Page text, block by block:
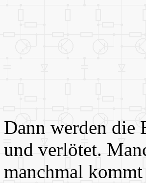
Dann werden die
und verlötet.
manchmal